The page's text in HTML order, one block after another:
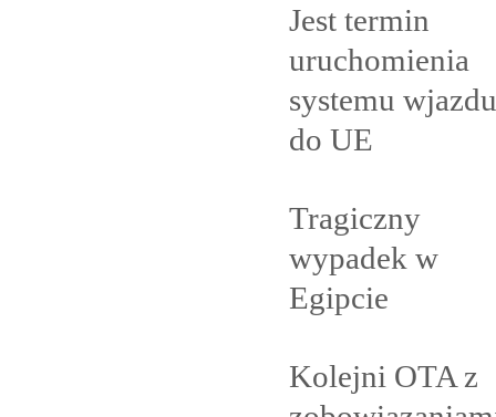
Jest termin
uruchomienia
systemu wjazdu
do UE
Tragiczny
wypadek w
Egipcie
Kolejni OTA z